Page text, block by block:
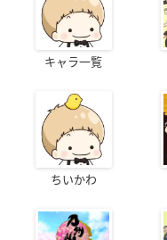
キャラ一覧
ちいかわ